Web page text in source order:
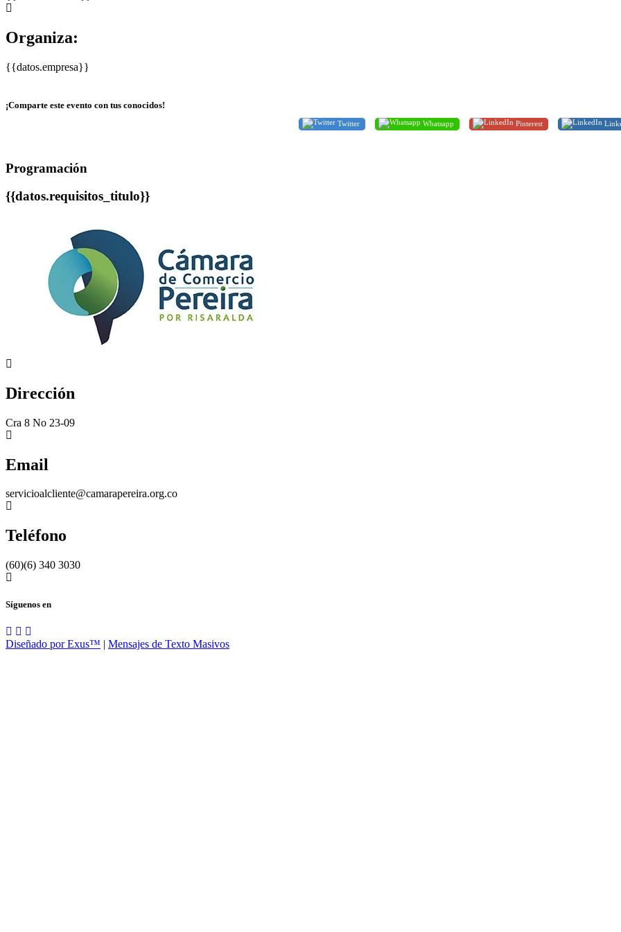
Organiza:
{{datos.empresa}}
¡Comparte este evento con tus conocidos!
Twitter Whatsapp Pinterest
Programación
{{datos.requisitos_titulo}}
Dirección
Cra 8 No 23-09
Email
servicioalcliente@camarapereira.org.co
Teléfono
(60)(6) 340 3030
Síguenos en
Diseñado por Exus™ | Mensajes de Texto Masivos